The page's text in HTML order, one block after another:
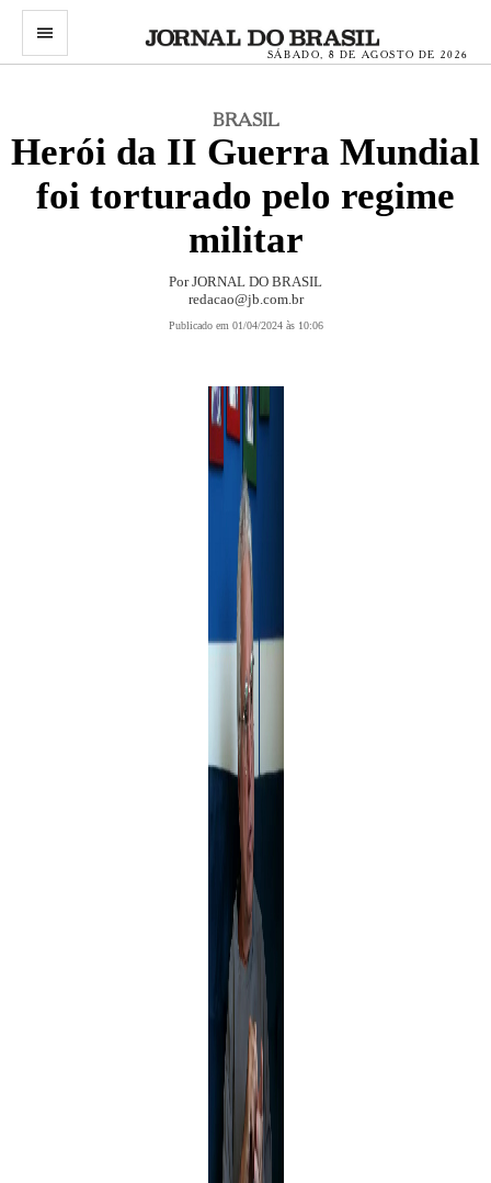
menu
SÁBADO, 8 DE AGOSTO DE 2026
BRASIL
Herói da II Guerra Mundial
foi torturado pelo regime
militar
Por JORNAL DO BRASIL
redacao@jb.com.br
Publicado em 01/04/2024 às 10:06